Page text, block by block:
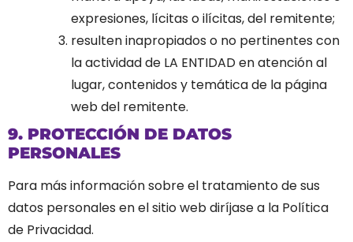
expresiones, lícitas o ilícitas, del remitente;
resulten inapropiados o no pertinentes con
la actividad de LA ENTIDAD en atención al
lugar, contenidos y temática de la página
web del remitente.
9. PROTECCIÓN DE DATOS
PERSONALES
Para más información sobre el tratamiento de sus
datos personales en el sitio web diríjase a la Política
de Privacidad.